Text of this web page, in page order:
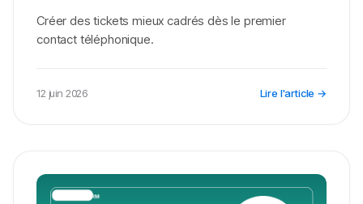
Créer des tickets mieux cadrés dès le premier
contact téléphonique.
12 juin 2026 Lire l'article →